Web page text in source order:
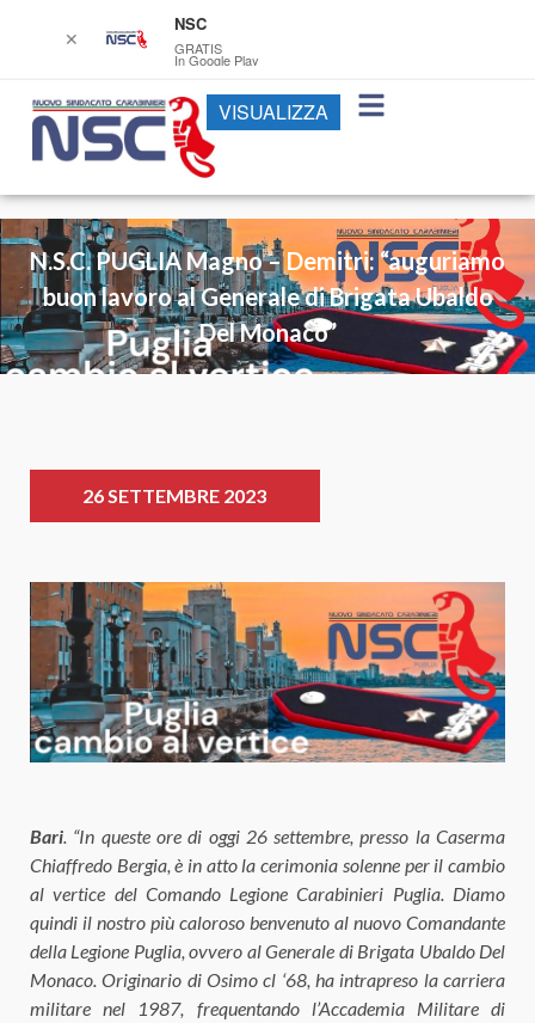
N.S.C. PUGLIA Magno – Demitri: “auguriamo
buon lavoro al Generale di Brigata Ubaldo
Del Monaco”
26 SETTEMBRE 2023
Bari. “In queste ore di oggi 26 settembre, presso la Caserma
Chiaffredo Bergia, è in atto la cerimonia solenne per il cambio
al vertice del Comando Legione Carabinieri Puglia. Diamo
quindi il nostro più caloroso benvenuto al nuovo Comandante
della Legione Puglia, ovvero al Generale di Brigata Ubaldo Del
Monaco. Originario di Osimo cl ‘68, ha intrapreso la carriera
militare nel 1987, frequentando l’Accademia Militare di
✕
NSC
GRATIS
In Google Play
VISUALIZZA